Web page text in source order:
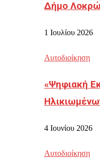
Δήμο
1 Ιουλίου 2026
Αυτοδιοίκηση
«Ψηφιακή
4 Ιουνίου 2026
Αυτοδιοίκηση